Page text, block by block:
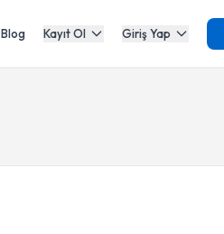
Blog Kayıt Ol Giriş Yap